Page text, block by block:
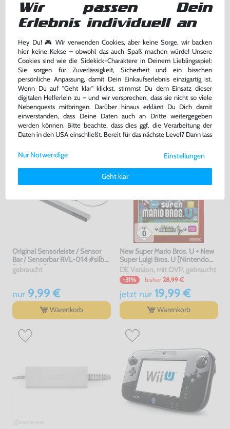
Konsole 32 GB #schwarz +
Tablet + Zubehör
nur259,99 €
Warenkorb
Mario Kart 8
nur24,99 €
Warenkorb
DAS HABEN ANDERE DAZU
GEKAUFT
Original Sensorleiste / Sensor
Bar / Sensorbar RVL-014 #silber
[Nintendo]
gebraucht
nur9,99 €
Warenkorb
New Super Mario Bros. U + New
Super Luigi Bros. U [Nintendo
Selects]
DE Version, mit OVP, gebraucht
-31% bisher 28,99 €
jetzt nur19,99 €
Warenkorb
Wir passen Dein
Erlebnis individuell an
Hey Du! 🎮 Wir verwenden Cookies, aber keine Sorge, wir backen
hier keine Kekse – obwohl das auch Spaß machen würde! Unsere
Cookies sind wie die Sidekick-Charaktere in Deinem Lieblingsspiel:
Sie sorgen für Zuverlässigkeit, Sicherheit und ein bisschen
persönliche Anpassung, damit Dein Einkaufserlebnis einzigartig ist.
Wenn Du auf "Geht klar" klickst, stimmst Du dem Einsatz dieser
digitalen Helferlein zu – und wir versprechen, dass sie nicht so viele
Nebenquests mitbringen. Darüber hinaus erklärst Du Dich damit
einverstanden, dass Deine Daten auch an Dritte weitergegeben
werden können. Bitte beachte, dass dies ggf. die Verarbeitung der
Daten in den USA einschließt. Bereit für das nächste Level? Dann lass
Weitere Informationen zu den von uns verwendeten Cookies und
Deinen Rechten als Nutzer findest Du in unsererDaten­schutz­
Impressum.
Einstellungen
Geht klar
Nur Notwendige